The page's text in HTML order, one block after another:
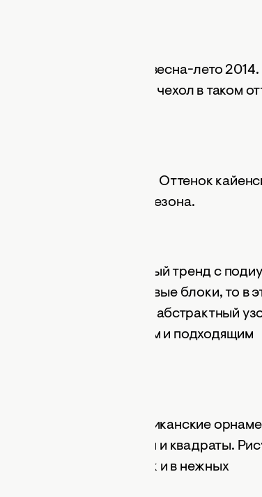
тренд сезона весна-лето 2014.
лавандовый, мятный - чехол в таком
образу - яркие цвета. Оттенок
- вот они, герои сезона.
- color blocking - модный тренд с
были крупные цветовые блоки, то в
чехла, напоминающий абстрактный
телефон универсальным и подходящим
- восточные и африканские
- круги, треугольники и квадраты.
неоновых оттенках, так и в нежных